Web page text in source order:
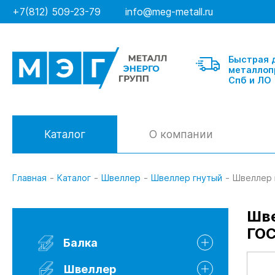
+7(812) 509-23-79 info@meg-metall.ru
Быстрая
Спб и ЛО
Каталог
Швеллер гнутый
Швеллер горячекатанный
О компании
Главная - Каталог - Швеллер - Швеллер гнутый - Швеллер
Балка
Швеллер